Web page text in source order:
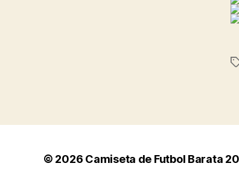
© 2026 Camiseta de Futbol Barata